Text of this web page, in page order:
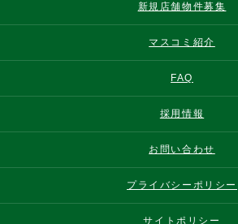
新規店舗物件募集
マスコミ紹介
FAQ
採用情報
お問い合わせ
プライバシーポリシー
サイトポリシー